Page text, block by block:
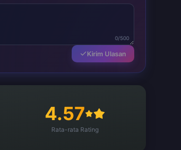
0/500
Kirim Ulasan
4.57
Rata-rata Rating